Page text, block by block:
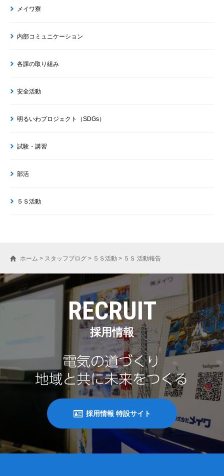
メイワ寮
内部コミュニケーション
各課の取り組み
安全活動
明るいわプロジェクト（SDGs）
試験・講習
部活
５Ｓ活動
ホーム > スタッフブログ > ５Ｓ活動 > ５Ｓ 活動報告
RECRUIT
採用情報
採用情報 特設サイト